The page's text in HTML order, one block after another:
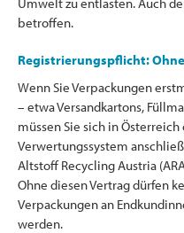
betroffen.
Registrierungspflicht:
Wenn Sie Verpackungen
– etwa Versandkartons,
müssen Sie sich in
Verwertungssystem
Altstoff Recycling Austria
Ohne diesen Vertrag dürfen
Verpackungen an
werden.